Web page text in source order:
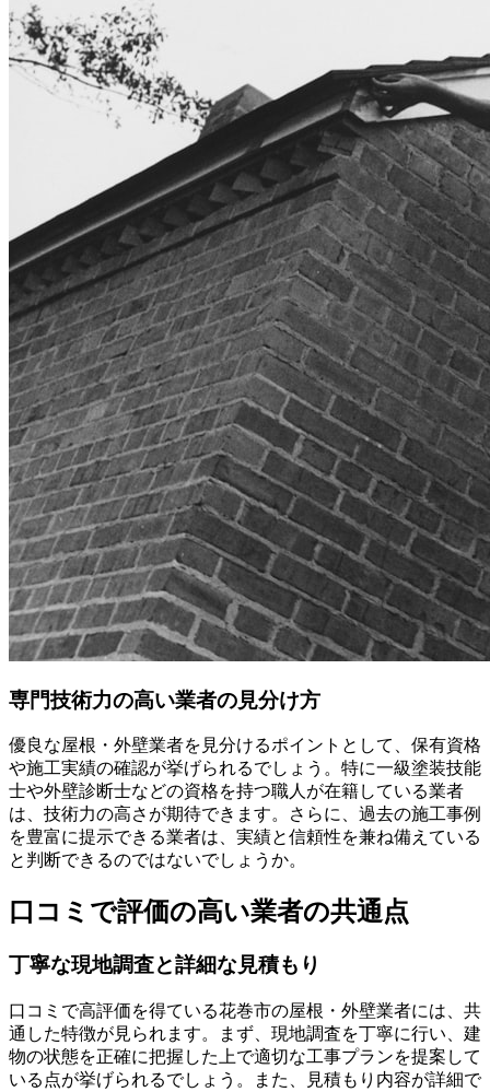
専門技術力の高い業者の見分け方
優良な屋根・外壁業者を見分けるポイントとして、保有資格
や施工実績の確認が挙げられるでしょう。特に一級塗装技能
士や外壁診断士などの資格を持つ職人が在籍している業者
は、技術力の高さが期待できます。さらに、過去の施工事例
を豊富に提示できる業者は、実績と信頼性を兼ね備えている
と判断できるのではないでしょうか。
口コミで評価の高い業者の共通点
丁寧な現地調査と詳細な見積もり
口コミで高評価を得ている花巻市の屋根・外壁業者には、共
通した特徴が見られます。まず、現地調査を丁寧に行い、建
物の状態を正確に把握した上で適切な工事プランを提案して
いる点が挙げられるでしょう。また、見積もり内容が詳細で